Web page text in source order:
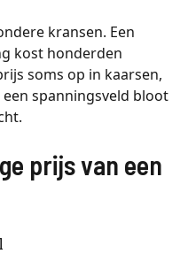
kransen. Een
kost honderden
soms op in kaarsen,
spanningsveld bloot
prijs van een